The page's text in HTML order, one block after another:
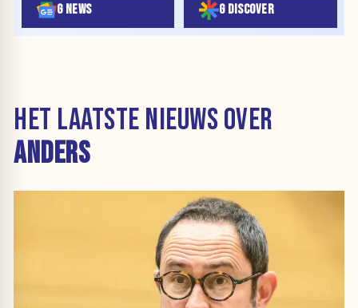
G NEWS G DISCOVER
HET LAATSTE NIEUWS OVER
ANDERS